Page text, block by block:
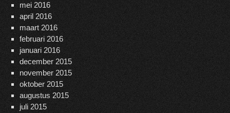
mei 2016
april 2016
maart 2016
februari 2016
januari 2016
december 2015
november 2015
oktober 2015
augustus 2015
juli 2015